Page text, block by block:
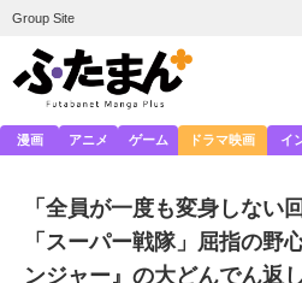
Group Site
漫画 アニメ ゲーム ドラマ映画 イ
「全員が一度も変身しない
「スーパー戦隊」屈指の野
ンジャー』の大どんでん返し